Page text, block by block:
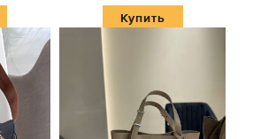
Купить